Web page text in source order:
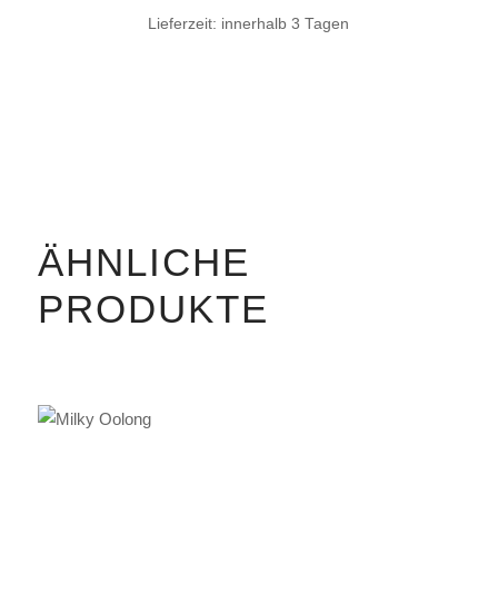
Lieferzeit: innerhalb 3 Tagen
ÄHNLICHE
PRODUKTE